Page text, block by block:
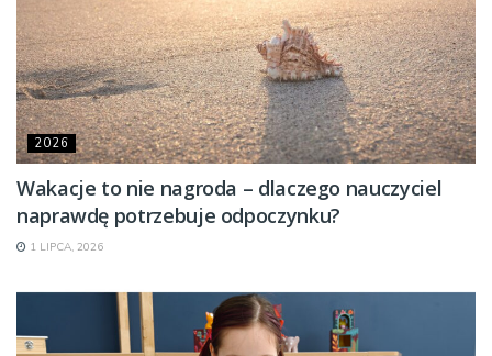
2026
Wakacje to nie nagroda – dlaczego nauczyciel
naprawdę potrzebuje odpoczynku?
1 LIPCA, 2026